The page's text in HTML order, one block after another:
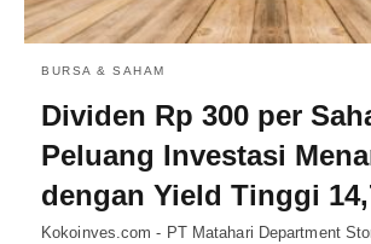
BURSA & SAHAM
Dividen Rp 300 per
Peluang Investasi
dengan Yield Tinggi
Kokoinves.com - PT Matahari Department